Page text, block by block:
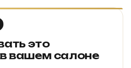
это
вашем салоне